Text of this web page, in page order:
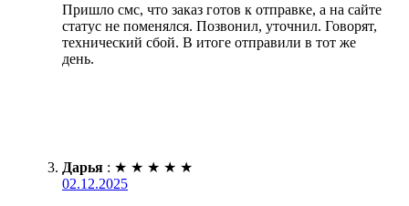
Пришло смс, что заказ готов к отправке, а на сайте
статус не поменялся. Позвонил, уточнил. Говорят,
технический сбой. В итоге отправили в тот же
день.
Дарья : ★ ★ ★ ★ ★
02.12.2025